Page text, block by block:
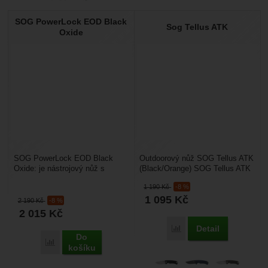
SOG PowerLock EOD Black
Oxide
2 190Kč -8 %
2 015 Kč
Přidat 'SOG PowerLock EOD Black Oxide' k porovnání
Do
košíku
SOG PowerLock EOD Black
Oxide: je nástrojový nůž s
Všestrannost,...
Sog Tellus ATK
1 190Kč -8 %
1 095 Kč
Přidat 'Sog Tellus ATK'
Detail
Outdoorový nůž SOG Tellus ATK
(Black/Orange) SOG Tellus ATK
robustní nůž...